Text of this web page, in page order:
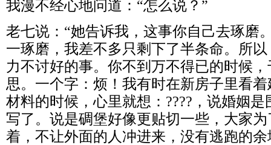
我漫不经心地问道：“怎么说？”
老七说：“她告诉我，这事你自己去琢磨
一琢磨，我差不多只剩下了半条命。所
力不讨好的事。你不到万不得已的时候
思。一个字：烦！我有时在新房子里看
材料的时候，心里就想：????，说婚姻
写了。说是碉堡好像更贴切一些，大家
着，不让外面的人冲进来，没有逃跑的